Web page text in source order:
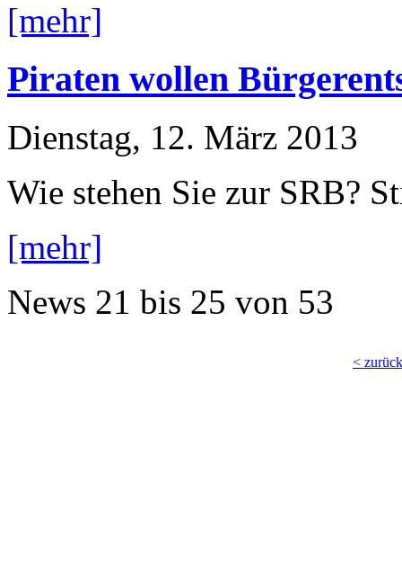
[mehr]
Piraten wollen
Dienstag, 12. März 2013
Wie stehen Sie zur SRB?
[mehr]
News 21 bis 25 von 53
< zurück